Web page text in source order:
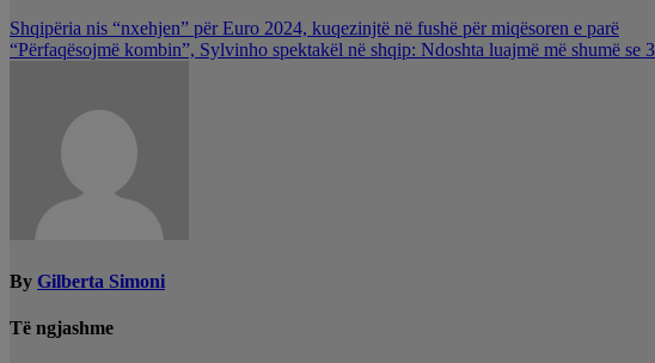
Lëvizje
te
Shqipëria nis “nxehjen” për Euro 2024, kuqezinjtë në fushë për miqësoren e parë
“Përfaqësojmë kombin”, Sylvinho spektakël në shqip: Ndoshta luajmë më shumë se
By Gilberta Simoni
Të ngjashme